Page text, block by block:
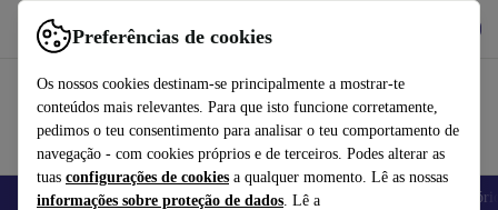
Preferências de cookies
Os nossos cookies destinam-se principalmente a mostrar-te
conteúdos mais relevantes. Para que isto funcione corretamente,
pedimos o teu consentimento para analisar o teu comportamento de
navegação - com cookies próprios e de terceiros. Podes alterar as
tuas configurações de cookies a qualquer momento. Lê as nossas
informações sobre proteção de dados. Lê a
Use o refurbed de forma rápida e fácil
Telemóveis Computadores Portáteis Tablets